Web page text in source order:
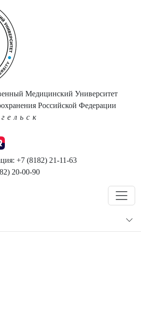
Медицинский Университет
Российской Федерации
+7 (8182) 21-11-63
20-00-90